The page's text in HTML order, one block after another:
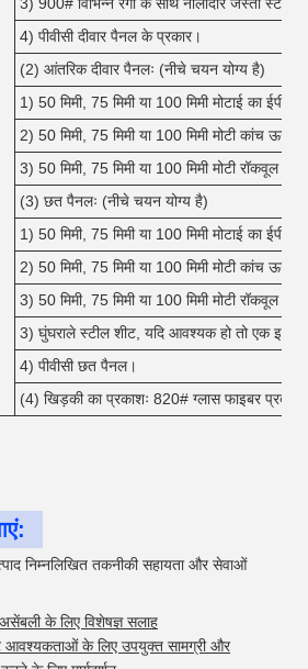
4) पीवीसी दीवार पैनल के प्रकार।
(2) आंतरिक दीवार पैनलः (नीचे चयन योग्य है)
1) 50 मिमी, 75 मिमी या 100 मिमी मोटाई का
2) 50 मिमी, 75 मिमी या 100 मिमी मोटी कांच ऊन
3) 50 मिमी, 75 मिमी या 100 मिमी मोटी रॉकवूल
(3) छत पैनलः (नीचे चयन योग्य है)
1) 50 मिमी, 75 मिमी या 100 मिमी मोटाई का
2) 50 मिमी, 75 मिमी या 100 मिमी मोटी कांच ऊन
3) 50 मिमी, 75 मिमी या 100 मिमी मोटी रॉकवूल
3) घुंघराले स्टील शीट, यदि आवश्यक हो तो एक
4) पीवीसी छत पैनल।
(4) खिड़की का प्रकाशः 820# ग्लास फाइबर
निम्नलिखित तकनीकी सहायता और सेवाओं
के लिए विशेषज्ञ सलाह
आवश्यकताओं के लिए उपयुक्त सामग्री और